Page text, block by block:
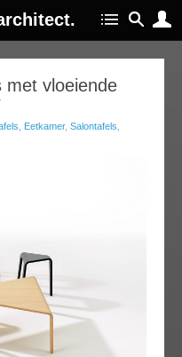
met vloeiende
Eetkamer, Salontafels